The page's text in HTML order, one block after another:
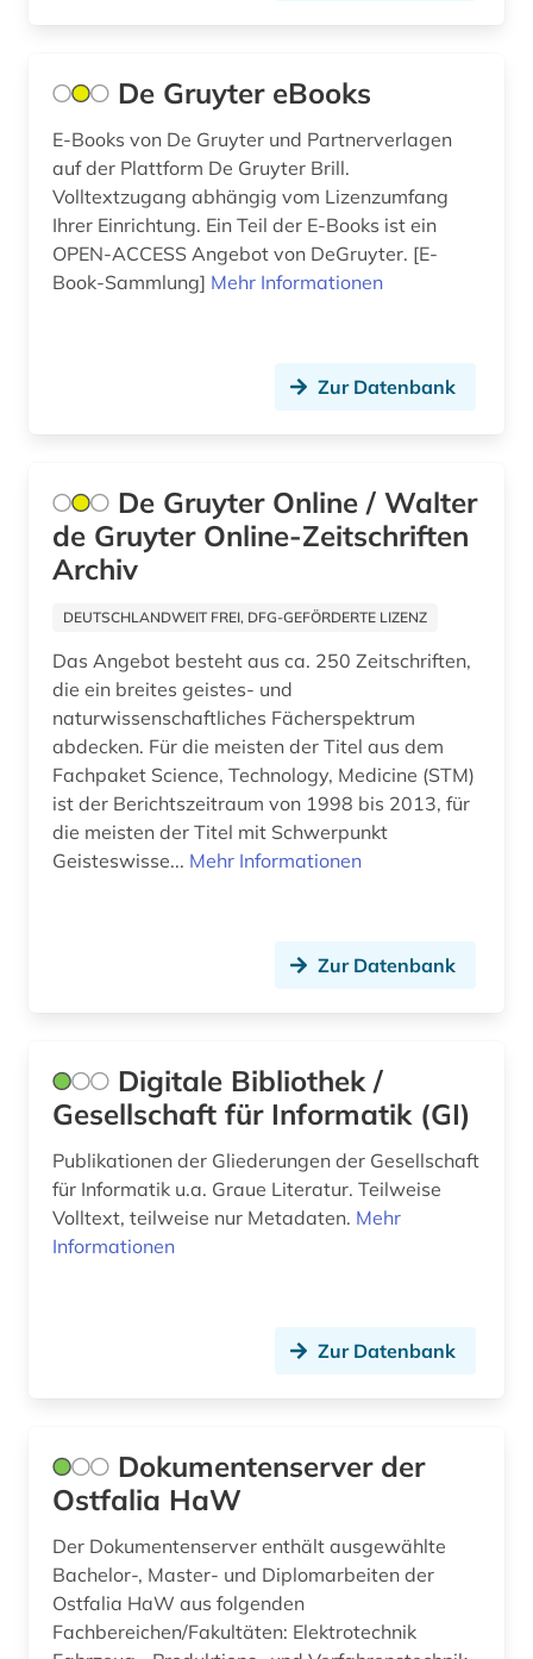
De Gruyter eBooks
E-Books von De Gruyter und Partnerverlagen
auf der Plattform De Gruyter Brill.
Volltextzugang abhängig vom Lizenzumfang
Ihrer Einrichtung. Ein Teil der E-Books ist ein
OPEN-ACCESS Angebot von DeGruyter. [E-
Book-Sammlung] Mehr Informationen
Zur Datenbank
De Gruyter Online / Walter
de Gruyter Online-Zeitschriften
Archiv
DEUTSCHLANDWEIT FREI, DFG-GEFÖRDERTE LIZENZ
Das Angebot besteht aus ca. 250 Zeitschriften,
die ein breites geistes- und
naturwissenschaftliches Fächerspektrum
abdecken. Für die meisten der Titel aus dem
Fachpaket Science, Technology, Medicine (STM)
ist der Berichtszeitraum von 1998 bis 2013, für
die meisten der Titel mit Schwerpunkt
Geisteswisse... Mehr Informationen
Zur Datenbank
Digitale Bibliothek /
Gesellschaft für Informatik (GI)
Publikationen der Gliederungen der Gesellschaft
für Informatik u.a. Graue Literatur. Teilweise
Volltext, teilweise nur Metadaten. Mehr
Informationen
Zur Datenbank
Dokumentenserver der
Ostfalia HaW
Der Dokumentenserver enthält ausgewählte
Bachelor-, Master- und Diplomarbeiten der
Ostfalia HaW aus folgenden
Fachbereichen/Fakultäten: Elektrotechnik